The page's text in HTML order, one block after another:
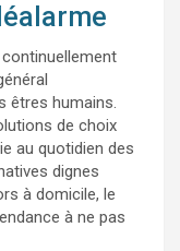
êtres humains.
de choix
au quotidien des
dignes
à domicile, le
à ne pas